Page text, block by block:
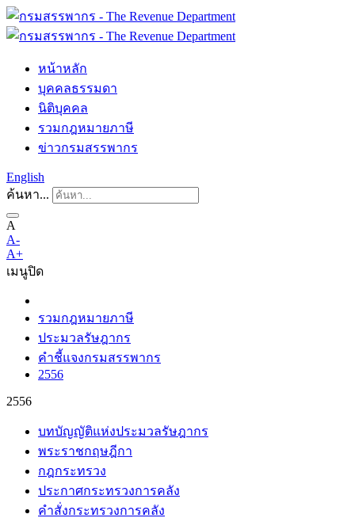
หน้าหลัก
บุคคลธรรมดา
นิติบุคคล
รวมกฎหมายภาษี
ข่าวกรมสรรพากร
English
ค้นหา...
A
A-
A+
เมนูปิด
รวมกฎหมายภาษี
ประมวลรัษฎากร
คำชี้แจงกรมสรรพากร
2556
2556
บทบัญญัติแห่งประมวลรัษฎากร
พระราชกฤษฎีกา
กฎกระทรวง
ประกาศกระทรวงการคลัง
คำสั่งกระทรวงการคลัง